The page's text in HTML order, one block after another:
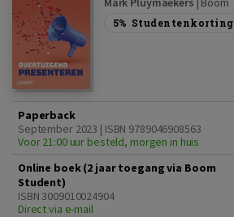
5% Studentenkorting
Paperback
September 2023 | ISBN 9789046908563
Voor 21:00 uur besteld, morgen in huis
Online boek (2 jaar toegang via Boom
Student)
ISBN 3009010024904
Direct via e-mail